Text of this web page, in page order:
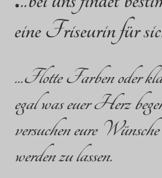
eine Friseurin für
...Flotte Farben oder
egal was euer Herz
versuchen eure
werden zu lassen.